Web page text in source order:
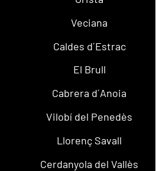
Veciana
Caldes d´Estrac
El Brull
Cabrera d´Anoia
Vilobí del Penedès
Llorenç Savall
Cerdanyola del Vallès